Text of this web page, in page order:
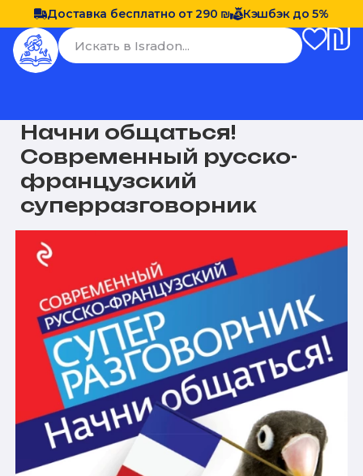
Доставка бесплатно от 290 ₪ Кэшбэк до 5%
Начни общаться!
Современный русско-
французский
суперразговорник